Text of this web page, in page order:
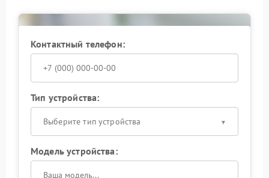
Контактный телефон:
Тип устройства:
Выберите тип устройства
Модель устройства: